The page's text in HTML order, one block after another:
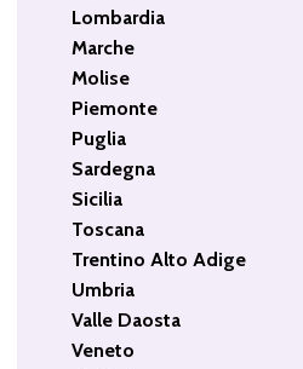
Lombardia
Marche
Molise
Piemonte
Puglia
Sardegna
Sicilia
Toscana
Trentino Alto Adige
Umbria
Valle Daosta
Veneto